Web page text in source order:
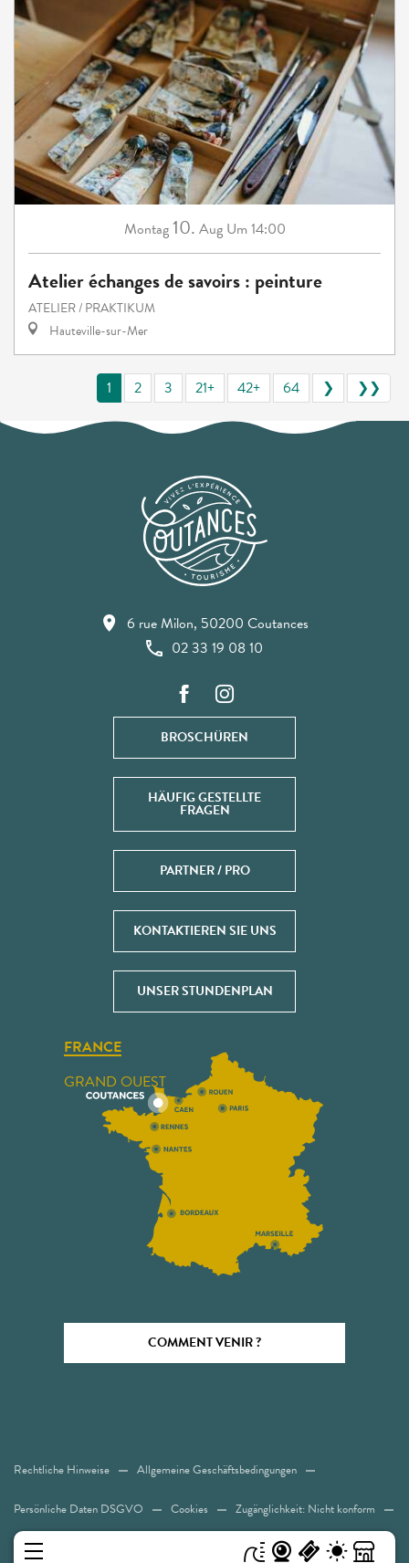
Montag 10. Aug Um 14:00
Atelier échanges de savoirs : peinture
ATELIER / PRAKTIKUM
Hauteville-sur-Mer
1 2 3 21+ 42+ 64 ❯ ❯❯
6 rue Milon, 50200 Coutances
02 33 19 08 10
BROSCHÜREN
HÄUFIG GESTELLTE
FRAGEN
PARTNER / PRO
KONTAKTIEREN SIE UNS
UNSER STUNDENPLAN
FRANCE
GRAND OUEST
COMMENT VENIR ?
Rechtliche Hinweise Allgemeine Geschäftsbedingungen
Persönliche Daten DSGVO Cookies Zugänglichkeit: Nicht konform
Sitemap